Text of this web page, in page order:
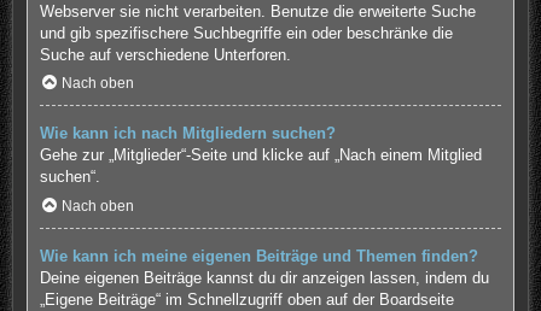
Webserver sie nicht verarbeiten. Benutze die erweiterte Suche
und gib spezifischere Suchbegriffe ein oder beschränke die
Suche auf verschiedene Unterforen.
Nach oben
Wie kann ich nach Mitgliedern suchen?
Gehe zur „Mitglieder“-Seite und klicke auf „Nach einem Mitglied
suchen“.
Nach oben
Wie kann ich meine eigenen Beiträge und Themen finden?
Deine eigenen Beiträge kannst du dir anzeigen lassen, indem du
„Eigene Beiträge“ im Schnellzugriff oben auf der Boardseite